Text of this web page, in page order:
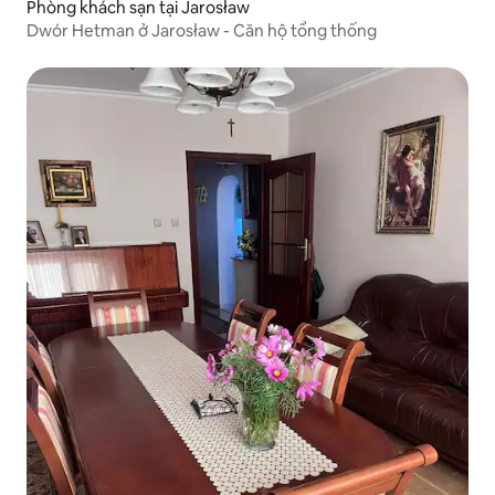
Phòng khách sạn tại Jarosław
Dwór Hetman ở Jarosław - Căn hộ tổng thống